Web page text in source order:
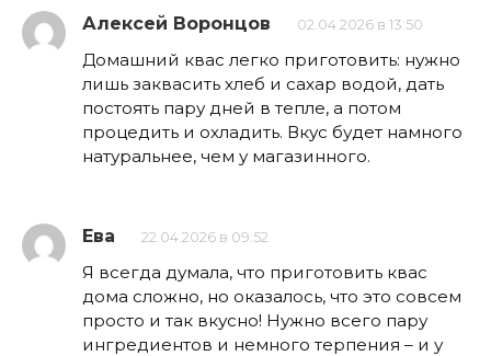
Алексей Воронцов 02.04.2026 в 13:50
Домашний квас легко приготовить: нужно
лишь заквасить хлеб и сахар водой, дать
постоять пару дней в тепле, а потом
процедить и охладить. Вкус будет намного
натуральнее, чем у магазинного.
Ева 22.04.2026 в 09:52
Я всегда думала, что приготовить квас
дома сложно, но оказалось, что это совсем
просто и так вкусно! Нужно всего пару
ингредиентов и немного терпения – и у